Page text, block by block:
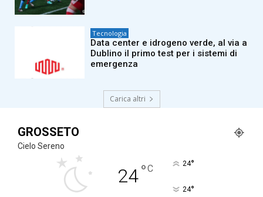
Tecnologia
Data center e idrogeno verde, al via a
Dublino il primo test per i sistemi di
emergenza
Carica altri
GROSSETO
Cielo Sereno
24°C 24°
24°